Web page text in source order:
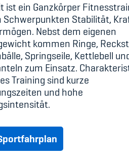
& Sport
Netzwerk
ist ein Ganzkörper
Schwerpunkten Stabilität,
Nebst dem eigenen
kommen Ringe,
Springseile, Kettlebell
zum Einsatz.
Training sind kurze
und hohe